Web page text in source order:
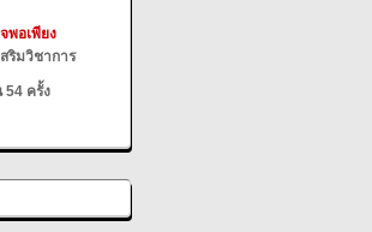
พอเพียง
ริมวิชาการ
54 ครั้ง